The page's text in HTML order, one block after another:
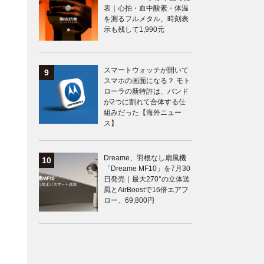
表｜心拍・血中酸素・体温
を測るフルメタル、時刻表
示も残して1,990元
スマートウォッチが開いて
スマホの画面になる？ モト
ローラの新特許は、バンド
が2つに割れて合体する仕
組みだった【海外ニュー
ス】
Dreame、羽根なし扇風機
「Dreame MF10」を7月30
日発売｜最大270°の立体送
風とAirBoostで16倍エアフ
ロー、69,800円